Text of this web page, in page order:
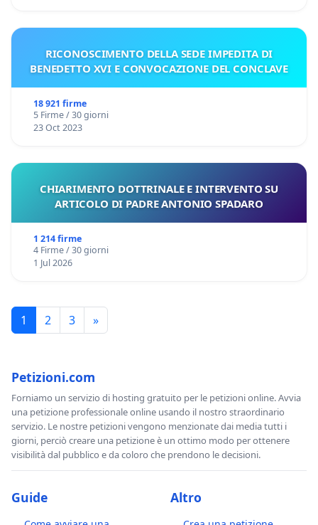
RICONOSCIMENTO DELLA SEDE IMPEDITA DI
BENEDETTO XVI E CONVOCAZIONE DEL CONCLAVE
18 921 firme
5 Firme / 30 giorni
23 Oct 2023
CHIARIMENTO DOTTRINALE E INTERVENTO SU
ARTICOLO DI PADRE ANTONIO SPADARO
1 214 firme
4 Firme / 30 giorni
1 Jul 2026
1 2 3 »
Petizioni.com
Forniamo un servizio di hosting gratuito per le petizioni online. Avvia
una petizione professionale online usando il nostro straordinario
servizio. Le nostre petizioni vengono menzionate dai media tutti i
giorni, perciò creare una petizione è un ottimo modo per ottenere
visibilità dal pubblico e da coloro che prendono le decisioni.
Guide Altro